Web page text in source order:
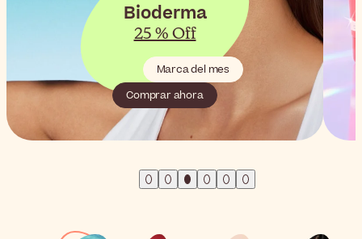
Summer Store
Hasta 50% Off
¡Damos al play al verano!
Comprar ahora